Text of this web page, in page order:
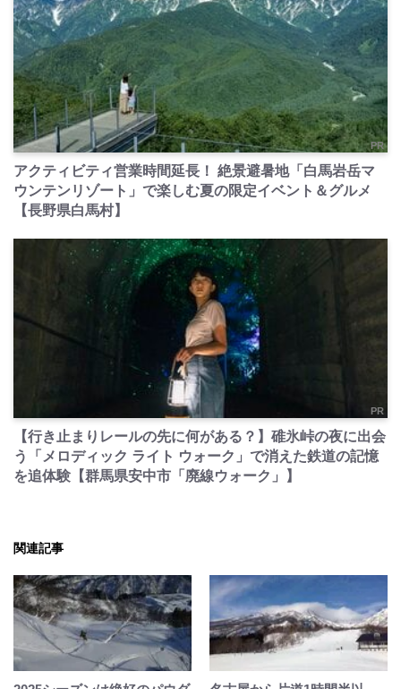
PR
アクティビティ営業時間延長！ 絶景避暑地「白馬岩岳マ
ウンテンリゾート」で楽しむ夏の限定イベント＆グルメ
【長野県白馬村】
PR
【行き止まりレールの先に何がある？】碓氷峠の夜に出会
う「メロディック ライト ウォーク」で消えた鉄道の記憶
を追体験【群馬県安中市「廃線ウォーク」】
関連記事